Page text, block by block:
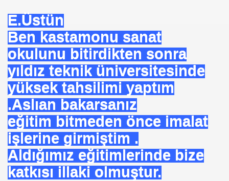
E.Üstün
Ben kastamonu sanat
okulunu bitirdikten sonra
yıldız teknik üniversitesinde
yüksek tahsilimi yaptım
.Aslıan bakarsanız
eğitim bitmeden önce imalat
işlerine girmiştim .
Aldığımız eğitimlerinde bize
katkısı illaki olmuştur.
HOROZ TILKI HIKAYESI